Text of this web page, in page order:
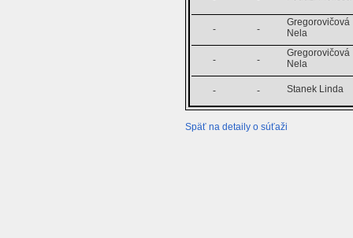
- -
Gregorovičová
Nela
- -
Gregorovičová
Nela
- - Stanek Linda
Späť na detaily o súťaži